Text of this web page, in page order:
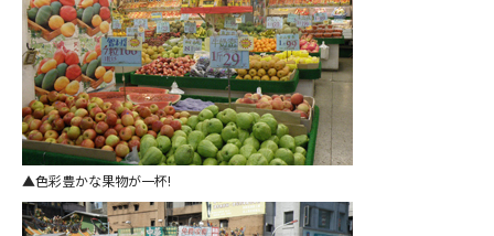
色彩豊かな果物が一杯!